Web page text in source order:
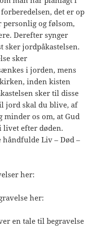
det er op
og følsom,
Derefter synger
sker jordpåkastelsen.
sker
i jorden, mens
inden kisten
sker til disse
jord skal du blive, af
minder os om, at Gud
livet efter døden.
håndfulde Liv – Død –
her:
her:
en tale til begravelse